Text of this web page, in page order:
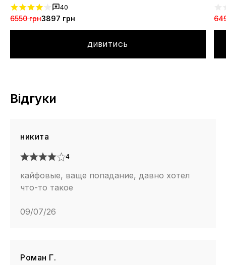
40
6550 грн3897 грн
ДИВИТИСЬ
Відгуки
никита
4
кайфовые, ваще попадание, давно хотел
что-то такое
09/07/26
Роман Г.